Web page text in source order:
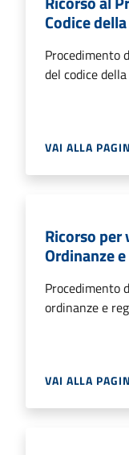
Codice
Procedimento
del codice
VAI ALLA
Ricorso
Ordinanze
Procedimento
ordinanze e
VAI ALLA